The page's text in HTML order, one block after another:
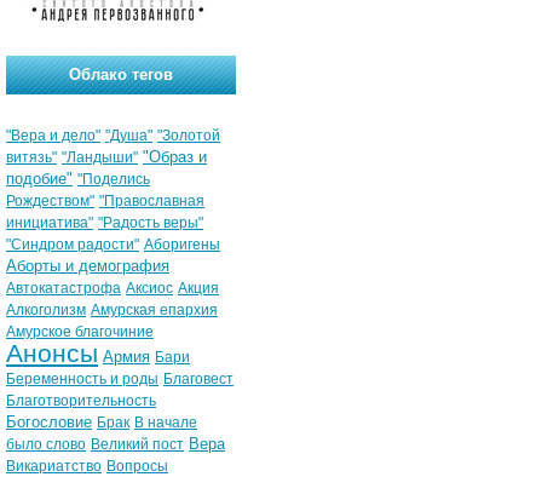
Облако тегов
"Вера и дело" "Душа" "Золотой
витязь" "Ландыши" "Образ и
подобие" "Поделись
Рождеством" "Православная
инициатива" "Радость веры"
"Синдром радости" Аборигены
Аборты и демография
Автокатастрофа Аксиос Акция
Алкоголизм Амурская епархия
Амурское благочиние
Анонсы Армия Бари
Беременность и роды Благовест
Благотворительность
Богословие Брак В начале
было слово Великий пост Вера
Викариатство Вопросы